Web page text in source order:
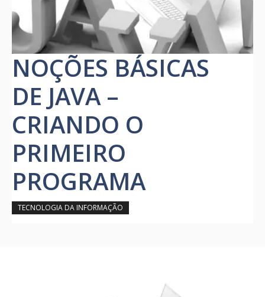
NOÇÕES BÁSICAS
DE JAVA –
CRIANDO O
PRIMEIRO
PROGRAMA
TECNOLOGIA DA INFORMAÇÃO